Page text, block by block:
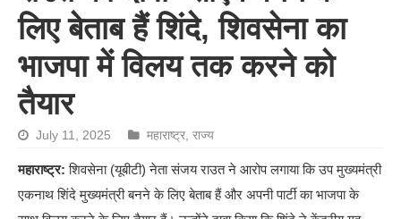
लिए बेताब हैं शिंदे, शिवसेना का
भाजपा में विलय तक करने को
तैयार
July 11, 2025 महाराष्ट्र ,राज्य
महाराष्ट्र:शिवसेना (यूबीटी) नेता संजय राउत ने आरोप लगाया कि उप मुख्यमंत्री
एकनाथ शिंदे मुख्यमंत्री बनने के लिए बेताब हैं और अपनी पार्टी का भाजपा के